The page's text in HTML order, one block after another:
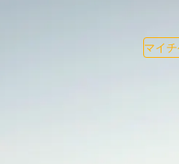
マイ